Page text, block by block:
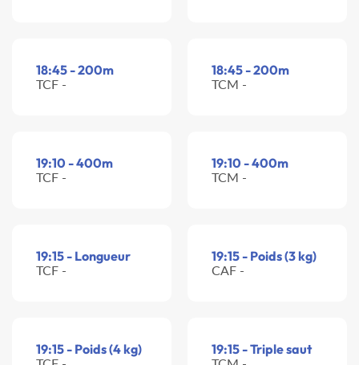
18:45 - 200m
TCF -
18:45 - 200m
TCM -
19:10 - 400m
TCF -
19:10 - 400m
TCM -
19:15 - Longueur
TCF -
19:15 - Poids (3 kg)
CAF -
19:15 - Poids (4 kg) 19:15 - Triple saut